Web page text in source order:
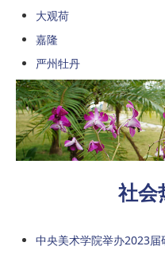
大观荷
嘉隆
严州牡丹
社会
中央美术学院举办2023届